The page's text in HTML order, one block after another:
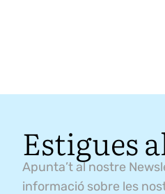
Estigues
Apunta’t al nostre
informació sobre les